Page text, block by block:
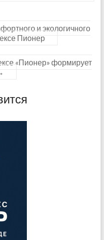
и экологичного
Пионер
«Пионер» формирует